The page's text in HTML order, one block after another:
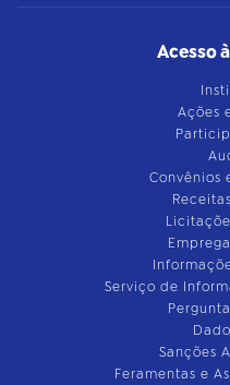
Acesso
Ações
Convênios
Serviço de
Sanções
Feramentas e